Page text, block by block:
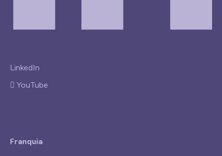
LinkedIn
YouTube
Franquia